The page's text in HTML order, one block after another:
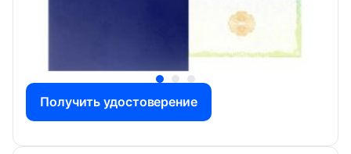
Получить удостоверение